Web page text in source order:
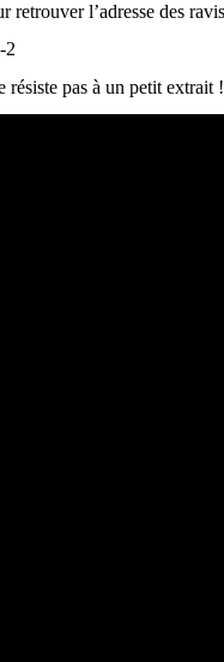
retrouver l’adresse des
résiste pas à un petit extrait !